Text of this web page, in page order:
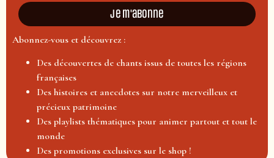
Je m'abonne
Abonnez-vous et découvrez :
Des découvertes de chants issus de toutes les régions
françaises
Des histoires et anecdotes sur notre merveilleux et
précieux patrimoine
Des playlists thématiques pour animer partout et tout le
monde
Des promotions exclusives sur le shop !